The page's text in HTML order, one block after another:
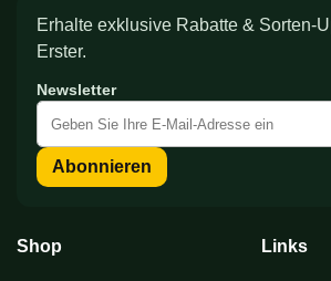
Erhalte exklusive Rabatte & Sorten-
Erster.
Newsletter
Melden
Sie
sich
für
an:
Abonnieren
Shop Links